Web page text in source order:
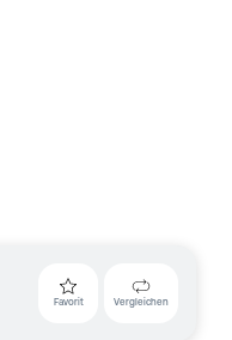
Favorit Vergleichen